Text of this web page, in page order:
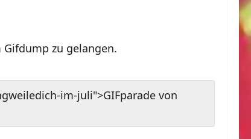
zu gelangen.
im-juli">GIFparade von